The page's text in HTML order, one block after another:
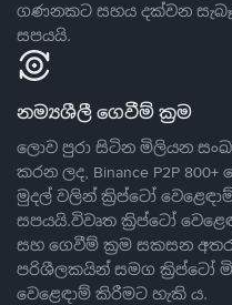
ගණනකට සහය දක්වන
සපයයි.
නම්‍යශීලී ගෙවීම් ක්‍රම
ලොව පුරා සිටින මිලියන
කරන ලද, Binance P2P
මුදල් වලින් ක්‍රිප්ටෝ
සපයයි.විවෘත ක්‍රිප්ටෝ
සහ ගෙවීම් ක්‍රම සකසන
පරිශීලකයින් සමග ක්‍රිප්ටෝ
වෙළෙඳාම් කිරීමට හැකි ය.